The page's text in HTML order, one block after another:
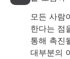
모든 사람
한다는 점
통해 촉진
대부분의